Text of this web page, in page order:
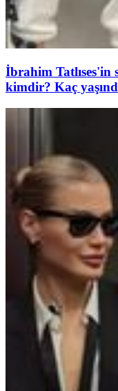
İbrahim Tatlıses'in
kimdir? Kaç